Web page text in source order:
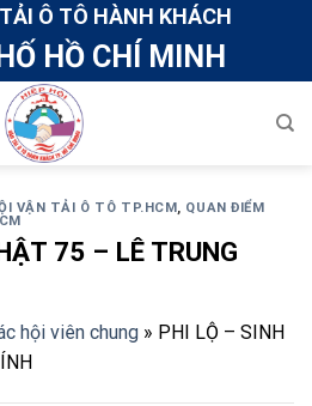
Ô TÔ HÀNH KHÁCH
HỒ CHÍ MINH
VẬN TẢI Ô TÔ TP.HCM, QUAN ĐIỂM
75 – LÊ TRUNG
hội viên chung » PHI LỘ – SINH